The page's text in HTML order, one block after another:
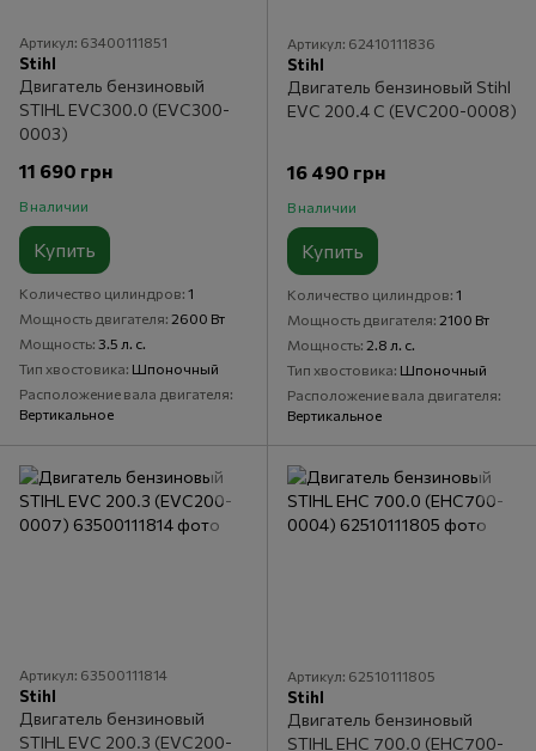
Артикул: 63400111851
Stihl
Двигатель бензиновый
STIHL EVC300.0 (EVC300-
0003)
11 690 грн
В наличии
Купить
Количество цилиндров 1
Мощность двигателя 2600 Вт
Мощность 3.5 л. с.
Тип хвостовика Шпоночный
Расположение вала двигателя
Вертикальное
Артикул: 62410111836
Stihl
Двигатель бензиновый Stihl
EVC 200.4 C (EVC200-0008)
16 490 грн
В наличии
Купить
Количество цилиндров 1
Мощность двигателя 2100 Вт
Мощность 2.8 л. с.
Тип хвостовика Шпоночный
Расположение вала двигателя
Вертикальное
Артикул: 63500111814
Stihl
Двигатель бензиновый
STIHL EVC 200.3 (EVC200-
Артикул: 62510111805
Stihl
Двигатель бензиновый
STIHL EHC 700.0 (EHC700-